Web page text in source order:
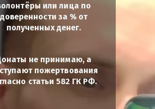
или лица по
доверенности за % от
полученных денег.
не принимаю, а
пожертвования
статьи 582 ГК РФ.